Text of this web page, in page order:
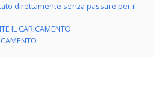
direttamente senza passare per il
IL CARICAMENTO